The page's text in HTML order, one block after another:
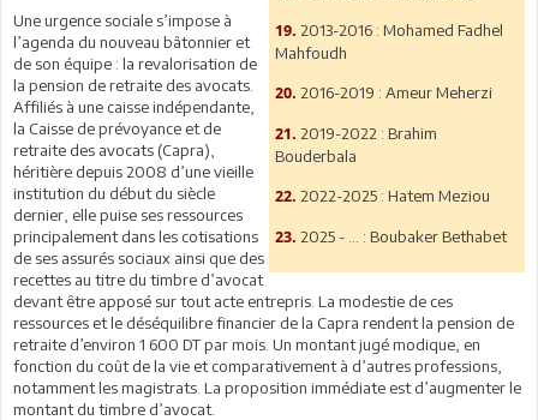
19. 2013-2016 : Mohamed Fadhel
Mahfoudh
20. 2016-2019 : Ameur Meherzi
21. 2019-2022 : Brahim
Bouderbala
22. 2022-2025 : Hatem Meziou
23. 2025 - … : Boubaker Bethabet
Une urgence sociale s’impose à
l’agenda du nouveau bâtonnier et
de son équipe : la revalorisation de
la pension de retraite des avocats.
Affiliés à une caisse indépendante,
la Caisse de prévoyance et de
retraite des avocats (Capra),
héritière depuis 2008 d’une vieille
institution du début du siècle
dernier, elle puise ses ressources
principalement dans les cotisations
de ses assurés sociaux ainsi que des
recettes au titre du timbre d’avocat
devant être apposé sur tout acte entrepris. La modestie de ces
ressources et le déséquilibre financier de la Capra rendent la pension de
retraite d’environ 1 600 DT par mois. Un montant jugé modique, en
fonction du coût de la vie et comparativement à d’autres professions,
notamment les magistrats. La proposition immédiate est d’augmenter le
montant du timbre d’avocat.